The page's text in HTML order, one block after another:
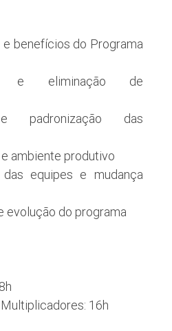
e benefícios do Programa
e eliminação de
padronização das
ambiente produtivo
das equipes e mudança
evolução do programa
16h